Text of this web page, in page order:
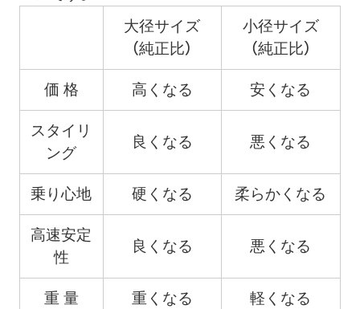
大径サイズ
（純正比）
小径サイズ
（純正比）
価 格 高くなる 安くなる
スタイリ
ング
良くなる 悪くなる
乗り心地 硬くなる 柔らかくなる
高速安定
性
良くなる 悪くなる
重 量 重くなる 軽くなる